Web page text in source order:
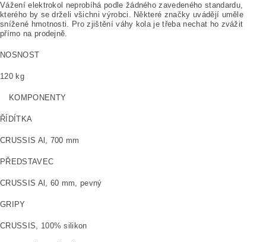
Vážení elektrokol neprobíhá podle žádného zavedeného standardu,
kterého by se drželi všichni výrobci. Některé značky uvádějí uměle
snížené hmotnosti. Pro zjištění váhy kola je třeba nechat ho zvážit
přímo na prodejně.
NOSNOST
120 kg
KOMPONENTY
ŘÍDÍTKA
CRUSSIS Al, 700 mm
PŘEDSTAVEC
CRUSSIS Al, 60 mm, pevný
GRIPY
CRUSSIS, 100% silikon